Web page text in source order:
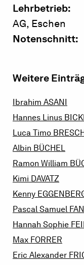
Lehrbetrieb:
AG, Eschen
Notenschnitt:
Weitere
Ibrahim ASANI
Hannes Linus
Luca Timo BRESCH
Albin BÜCHEL
Ramon William
Kimi DAVATZ
Kenny
Pascal Samuel
Hannah Sophie
Max FORRER
Eric Alexander